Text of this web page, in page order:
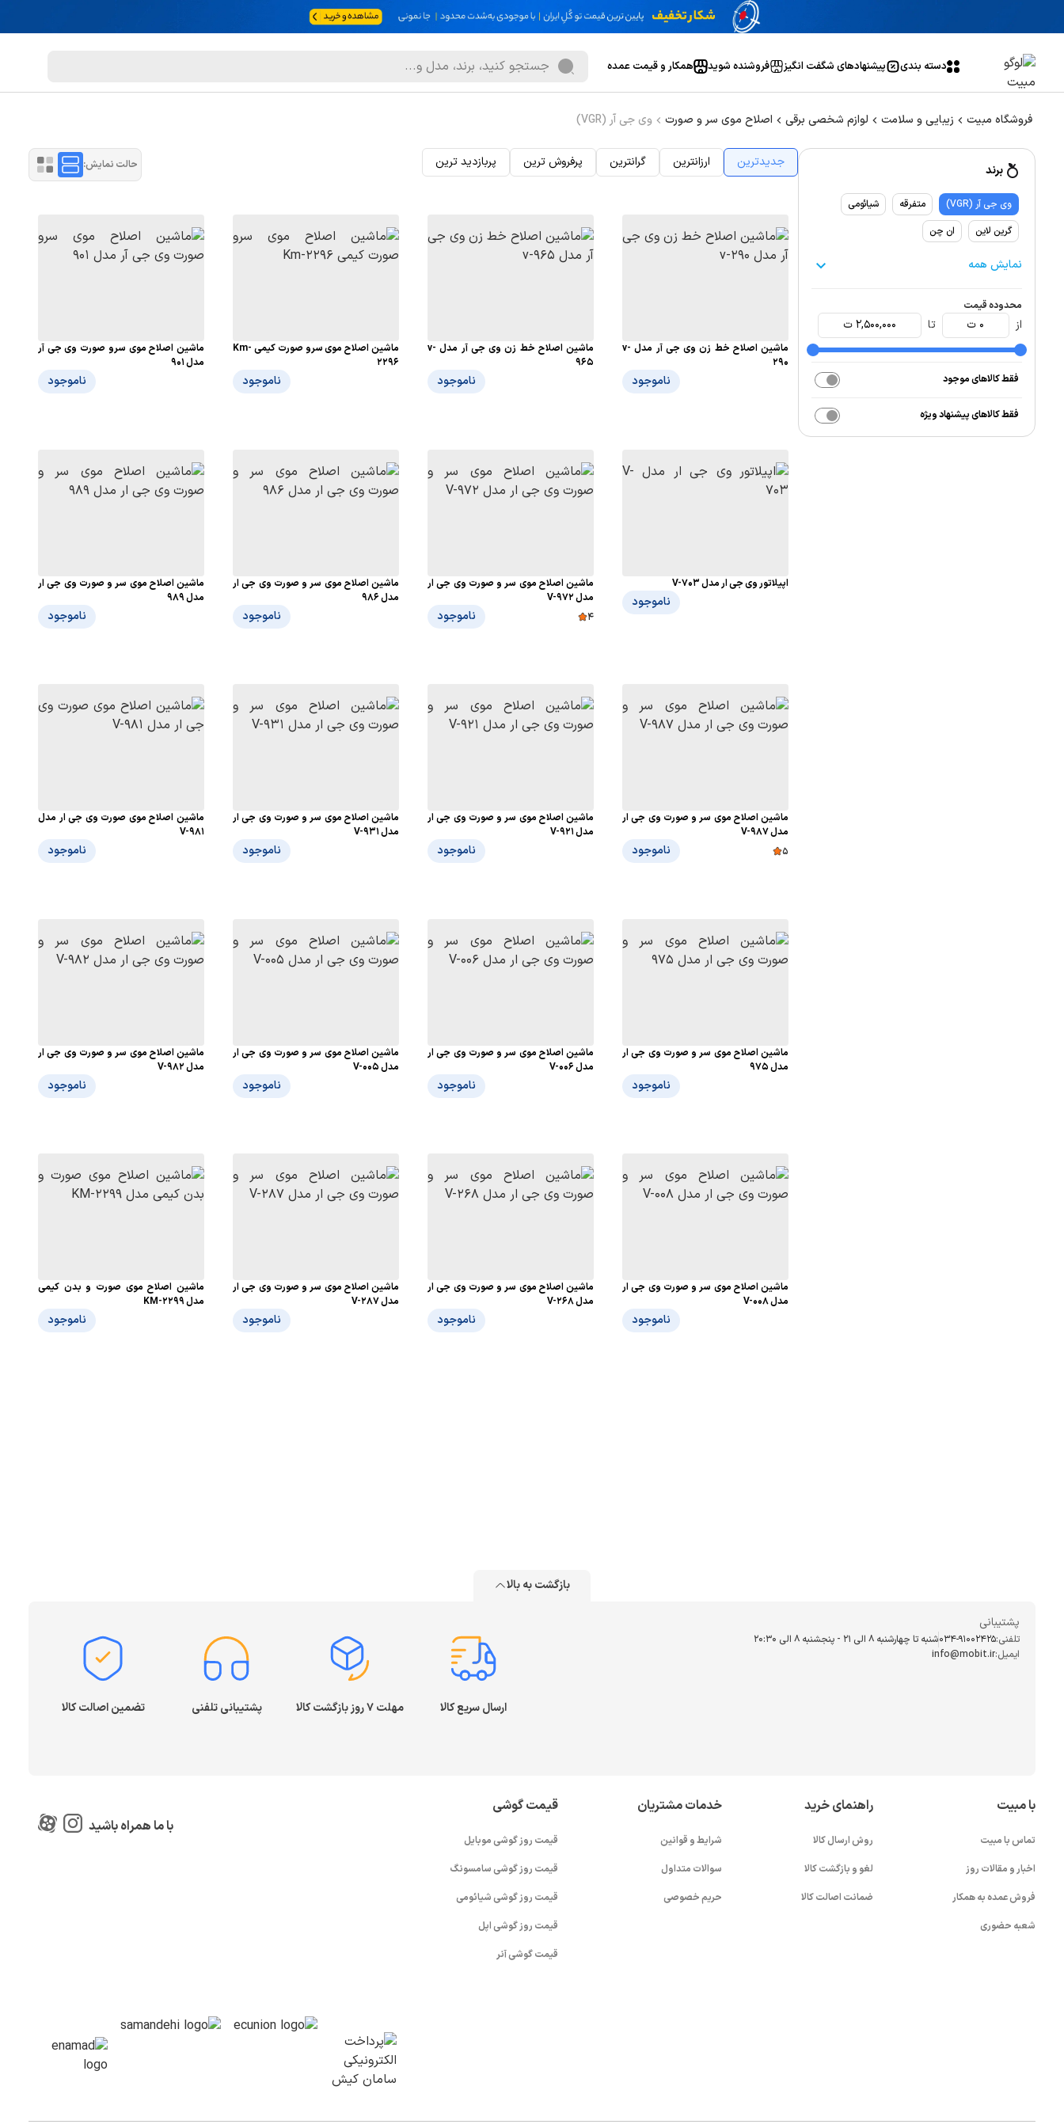
دسته بندی پیشنهاد‌های شگفت انگیز فروشنده شوید همکار و قیمت عمده
فروشگاه مبیت زیبایی و سلامت لوازم شخصی برقی اصلاح موی سر و صورت وی جی آر (VGR)
برند
وی جی آر (VGR) متفرقه
شیائومی
گرین لاین
ان چن
نمایش همه
محدوده قیمت
از 0 ت تا 2,500,000 ت
فقط کالاهای موجود
فقط کالاهای پیشنهاد ویژه
جدیدترین ارزانترین گرانترین پرفروش ترین پربازدید ترین حالت نمایش:
ماشین اصلاح خط زن وی جی آر مدل v-
290
ناموجود
ماشین اصلاح خط زن وی جی آر مدل v-
965
ناموجود
ماشین اصلاح موی سرو صورت کیمی Km-
2296
ناموجود
ماشین اصلاح موی سرو صورت وی جی آر
مدل 901
ناموجود
اپیلاتور وی جی ار مدل V-703
ناموجود
ماشین اصلاح موی سر و صورت وی جی ار
مدل V-972
4
ناموجود
ماشین اصلاح موی سر و صورت وی جی ار
مدل 986
ناموجود
ماشین اصلاح موی سر و صورت وی جی ار
مدل 989
ناموجود
ماشین اصلاح موی سر و صورت وی جی ار
مدل V-987
5
ناموجود
ماشین اصلاح موی سر و صورت وی جی ار
مدل V-921
ناموجود
ماشین اصلاح موی سر و صورت وی جی ار
مدل V-931
ناموجود
ماشین اصلاح موی صورت وی جی ار مدل
V-981
ناموجود
ماشین اصلاح موی سر و صورت وی جی ار
مدل 975
ناموجود
ماشین اصلاح موی سر و صورت وی جی ار
مدل V-006
ناموجود
ماشین اصلاح موی سر و صورت وی جی ار
مدل V-005
ناموجود
ماشین اصلاح موی سر و صورت وی جی ار
مدل V-982
ناموجود
ماشین اصلاح موی سر و صورت وی جی ار
مدل V-008
ناموجود
ماشین اصلاح موی سر و صورت وی جی ار
مدل V-268
ناموجود
ماشین اصلاح موی سر و صورت وی جی ار
مدل V-287
ناموجود
ماشین اصلاح موی صورت و بدن کیمی
مدل KM-2299
ناموجود
بازگشت به بالا
پشتیبانی
تلفنی:034-91002425شنبه تا چهارشنبه ۸ الی ۲۱ - پنجشنبه 8 الی ۲۰:۳۰
ایمیل:info@mobit.ir
ارسال سریع کالا مهلت ۷ روز بازگشت کالا پشتیبانی تلفنی تضمین اصالت کالا
با مبیت
تماس با مبیت
اخبار و مقالات روز
فروش عمده به همکار
شعبه حضوری
راهنمای خرید
روش ارسال کالا
لغو و بازگشت کالا
ضمانت اصالت کالا
خدمات مشتریان
شرایط و قوانین
سوالات متداول
حریم خصوصی
قیمت گوشی
قیمت روز گوشی موبایل
قیمت روز گوشی سامسونگ
قیمت روز گوشی شیائومی
قیمت روز گوشی اپل
قیمت گوشی آنر
با ما همراه باشید